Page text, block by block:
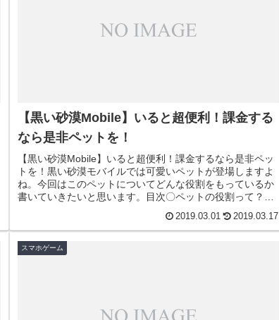
【黒い砂漠Mobile】いると超便利！課金する
なら是非ペットを！
【黒い砂漠Mobile】いると超便利！課金するなら是非ペッ
トを！黒い砂漠モバイルでは可愛いペットが登場しますよ
ね。今回はこのペットについてどんな役割をもっているか
書いていきたいと思います。目次〇ペットの役割って？〇
2019.03.01 2019.03.17
スマホゲーム